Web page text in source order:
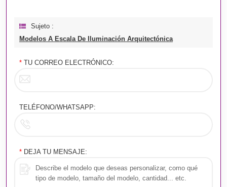
Sujeto :
Modelos A Escala De Iluminación Arquitectónica
* TU CORREO ELECTRÓNICO:
TELÉFONO/WHATSAPP:
* DEJA TU MENSAJE: